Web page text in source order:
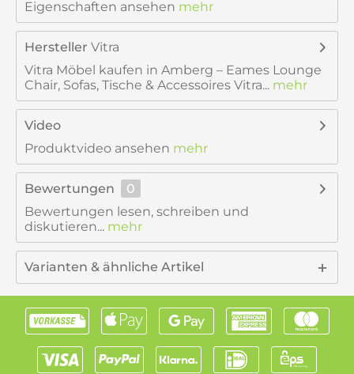
Eigenschaften ansehen mehr
Hersteller Vitra
Vitra Möbel kaufen in Amberg – Eames Lounge
Chair, Sofas, Tische & Accessoires Vitra... mehr
Video
Produktvideo ansehen mehr
Bewertungen
0
Bewertungen lesen, schreiben und
diskutieren... mehr
Varianten & ähnliche Artikel